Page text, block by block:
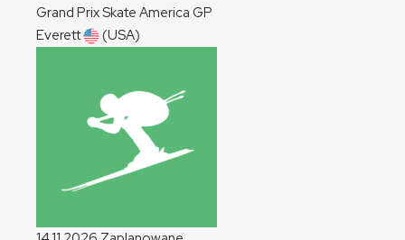
Grand Prix Skate America GP
Everett
(USA)